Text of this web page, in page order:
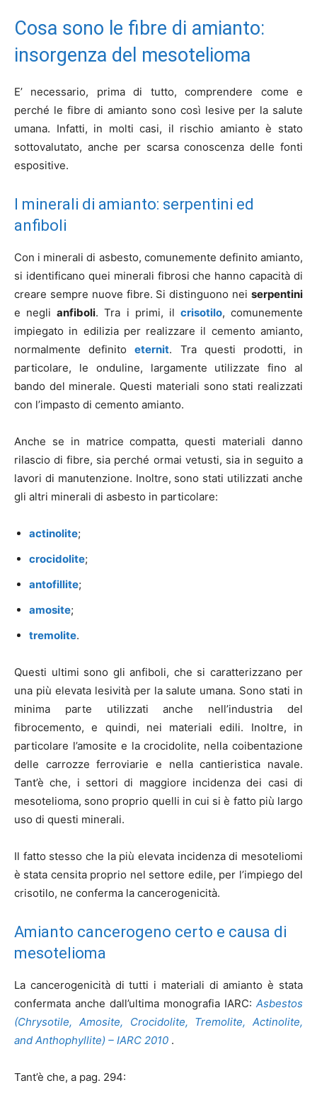
Cosa sono le fibre di amianto:
insorgenza del mesotelioma
E’ necessario, prima di tutto, comprendere come e
perché le fibre di amianto sono così lesive per la salute
umana. Infatti, in molti casi, il rischio amianto è stato
sottovalutato, anche per scarsa conoscenza delle fonti
espositive.
I minerali di amianto: serpentini ed
anfiboli
Con i minerali di asbesto, comunemente definito amianto,
si identificano quei minerali fibrosi che hanno capacità di
creare sempre nuove fibre. Si distinguono nei serpentini
e neglianfiboli. Tra i primi, il crisotilo, comunemente
impiegato in edilizia per realizzare il cemento amianto,
normalmente definitoeternit. Tra questi prodotti, in
particolare, le onduline, largamente utilizzate fino al
bando del minerale. Questi materiali sono stati realizzati
con l’impasto di cemento amianto.
Anche se in matrice compatta, questi materiali danno
rilascio di fibre, sia perché ormai vetusti, sia in seguito a
lavori di manutenzione. Inoltre, sono stati utilizzati anche
gli altri minerali di asbesto in particolare:
actinolite;
crocidolite;
antofillite;
amosite;
tremolite.
Questi ultimi sono gli anfiboli, che si caratterizzano per
una più elevata lesività per la salute umana. Sono stati in
minima parte utilizzati anche nell’industria del
fibrocemento, e quindi, nei materiali edili. Inoltre, in
particolare l’amosite e la crocidolite, nella coibentazione
delle carrozze ferroviarie e nella cantieristica navale.
Tant’è che, i settori di maggiore incidenza dei casi di
mesotelioma, sono proprio quelli in cui si è fatto più largo
uso di questi minerali.
Il fatto stesso che la più elevata incidenza di mesoteliomi
è stata censita proprio nel settore edile, per l’impiego del
crisotilo, ne conferma la cancerogenicità.
Amianto cancerogeno certo e causa di
mesotelioma
La cancerogenicità di tutti i materiali di amianto è stata
confermata anche dall’ultima monografia IARC: Asbestos
(Chrysotile, Amosite, Crocidolite, Tremolite, Actinolite,
and Anthophyllite) – IARC 2010 .
Tant’è che, a pag. 294: